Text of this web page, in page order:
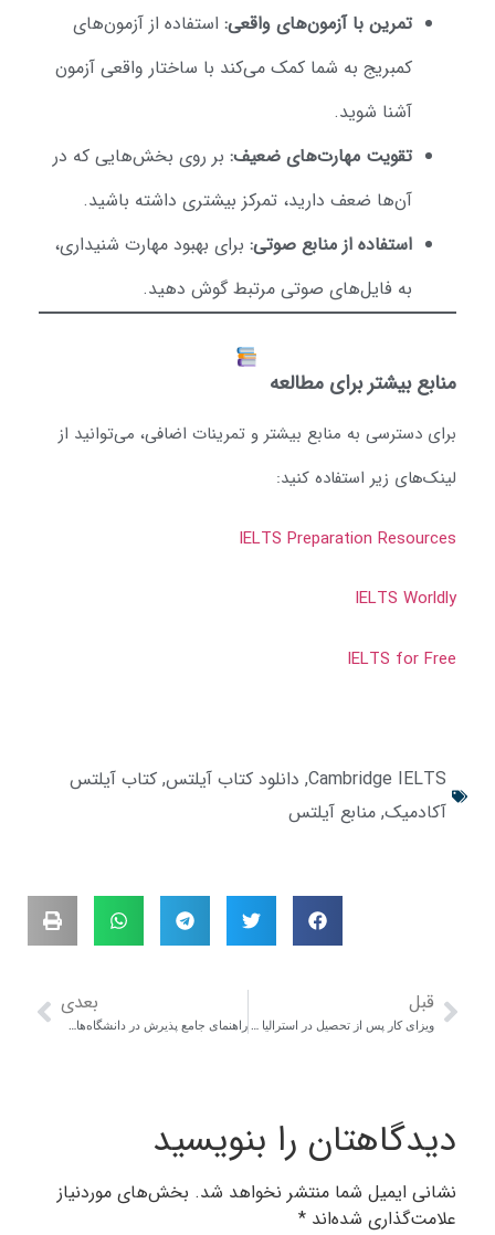
تمرین با آزمون‌های واقعی:استفاده از آزمون‌های
کمبریج به شما کمک می‌کند با ساختار واقعی آزمون
آشنا شوید.
تقویت مهارت‌های ضعیف:بر روی بخش‌هایی که در
آن‌ها ضعف دارید، تمرکز بیشتری داشته باشید.
استفاده از منابع صوتی:برای بهبود مهارت شنیداری،
به فایل‌های صوتی مرتبط گوش دهید.
بیشتر برای مطالعه
دسترسی به منابع بیشتر و تمرینات اضافی، می‌توانید از
زیر استفاده کنید:
IELTS Preparation
IELTS
IELTS for
Cambridge IELTS
,دانلود کتاب آیلتس,کتاب آیلتس
آکادمیک,منابع آیلتس
قبل
ویزای کار پس از تحصیل در استرالیا (Post-Study Work Visa) | راهنمای ۲۰۲۵ راهنمای جامع پذیرش در دانشگاه‌های استرالیا ۲۰۲۵ | هزینه، شرایط و شهرهای تحصیلی
را بنویسید
ایمیل شما منتشر نخواهد شد. بخش‌های موردنیاز
شده‌اند*